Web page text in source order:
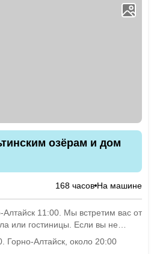
озёрам и дом
168 часов На машине
11:00. Мы встретим вас от
или гостиницы. Если вы не
времени, пожалуйста,
необходимости можем
Горно-Алтайск, около 20:00